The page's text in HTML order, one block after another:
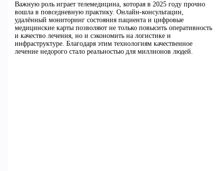
Важную роль играет телемедицина, которая в 2025 году прочно
вошла в повседневную практику. Онлайн-консультации,
удалённый мониторинг состояния пациента и цифровые
медицинские карты позволяют не только повысить оперативность
и качество лечения, но и сэкономить на логистике и
инфраструктуре. Благодаря этим технологиям качественное
лечение недорого стало реальностью для миллионов людей.